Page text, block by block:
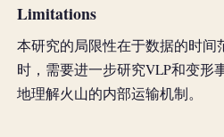
Limitations
本研究的局限性在于数据的时间
时，需要进一步研究VLP和变形
地理解火山的内部运输机制。